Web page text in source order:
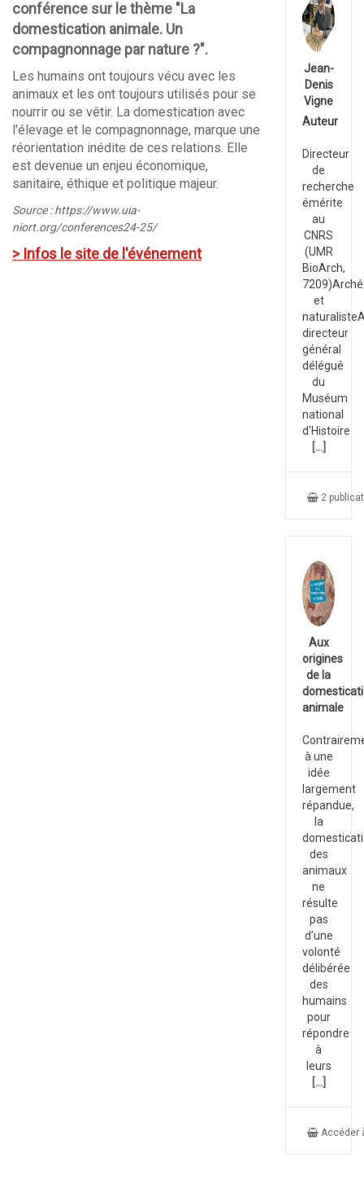
conférence sur le thème "La
domestication animale. Un
compagnonnage par nature ?".
Les humains ont toujours vécu avec les
animaux et les ont toujours utilisés pour se
nourrir ou se vêtir. La domestication avec
l'élevage et le compagnonnage, marque une
réorientation inédite de ces relations. Elle
est devenue un enjeu économique,
sanitaire, éthique et politique majeur.
Source :https://www.uia-
niort.org/conferences24-25/
> Infos le site de l'événement
Jean-
Denis
Vigne
Auteur
Directeur
de
recherche
émérite
au
CNRS
(UMR
BioArch,
et
directeur
général
délégué
du
Muséum
national
d'Histoire
[...]
2
Aux
origines
de la
animale
à une
idée
largement
répandue,
la
des
animaux
ne
résulte
pas
d’une
volonté
délibérée
des
humains
pour
répondre
à
leurs
[...]
Accéder